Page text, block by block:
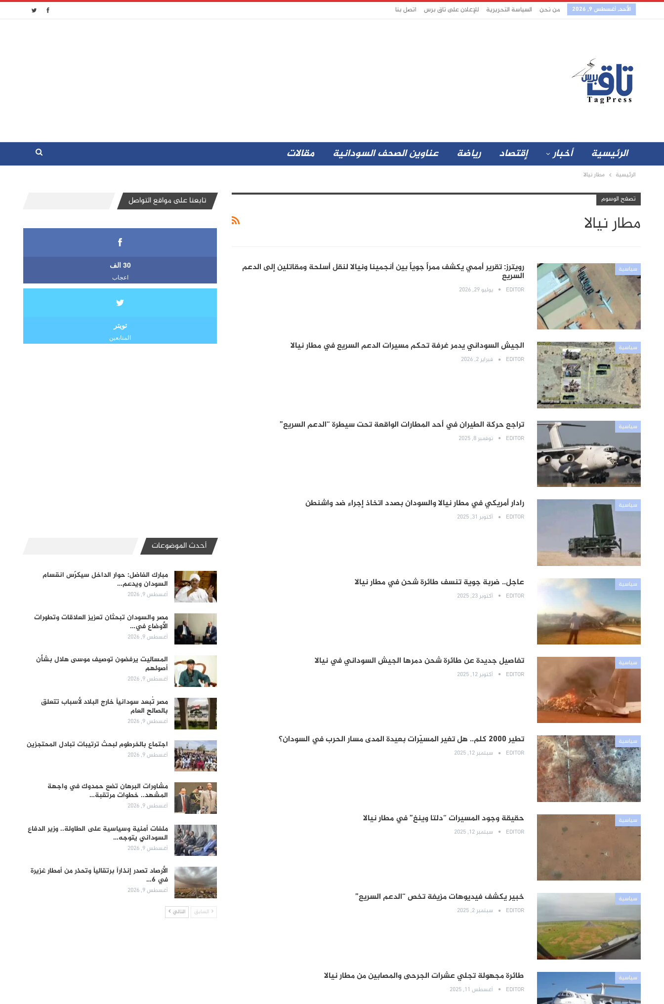
الأحد, أغسطس 9, 2026 من نحن السياسة التحريرية للإعلان على تاق برس اتصل بنا
الرئيسية أخبار إقتصاد رياضة عناوين الصحف السودانية مقالات
الرئيسية مطار نيالا
تصفح الوسوم
مطار نيالا
سياسية رويترز: تقرير أممي يكشف ممراً جوياً بين أنجمينا ونيالا لنقل أسلحة ومقاتلين إلى الدعم
السريع
EDITOR يوليو 29, 2026
سياسية الجيش السوداني يدمر غرفة تحكم مسيرات الدعم السريع في مطار نيالا
EDITOR فبراير 2, 2026
سياسية تراجع حركة الطيران في أحد المطارات الواقعة تحت سيطرة “الدعم السريع”
EDITOR نوفمبر 8, 2025
سياسية رادار أمريكي في مطار نيالا والسودان بصدد اتخاذ إجراء ضد واشنطن
EDITOR أكتوبر 31, 2025
سياسية عاجل.. ضربة جوية تنسف طائرة شحن في مطار نيالا
EDITOR أكتوبر 23, 2025
سياسية تفاصيل جديدة عن طائرة شحن دمرها الجيش السوداني في نيالا
EDITOR أكتوبر 12, 2025
سياسية تطير 2000 كلم.. هل تغير المسيّرات بعيدة المدى مسار الحرب في السودان؟
EDITOR سبتمبر 12, 2025
سياسية حقيقة وجود المسيرات “دلتا وينغ” في مطار نيالا
EDITOR سبتمبر 12, 2025
سياسية خبير يكشف فيديوهات مزيفة تخص “الدعم السريع”
EDITOR سبتمبر 2, 2025
سياسية طائرة مجهولة تجلي عشرات الجرحى والمصابين من مطار نيالا
EDITOR أغسطس 11, 2025
تابعنا على مواقع التواصل
30 الف
اعجاب
تويتر
المتابعين
أحدث الموضوعات
مبارك الفاضل: حوار الداخل سيكرّس انقسام
السودان ويدعم…
أغسطس 9, 2026
مصر والسودان تبحثان تعزيز العلاقات وتطورات
الأوضاع في…
أغسطس 9, 2026
المساليت يرفضون توصيف موسى هلال بشأن
أصولهم
أغسطس 9, 2026
مصر تُبعد سودانياً خارج البلاد لأسباب تتعلق
بالصالح العام
أغسطس 9, 2026
اجتماع بالخرطوم لبحث ترتيبات تبادل المحتجزين
أغسطس 9, 2026
مشاورات البرهان تضع حمدوك في واجهة
المشهد.. خطوات مرتقبة…
أغسطس 9, 2026
ملفات أمنية وسياسية على الطاولة.. وزير الدفاع
السوداني يتوجه…
أغسطس 9, 2026
الأرصاد تصدر إنذاراً برتقالياً وتحذر من أمطار غزيرة
في 6…
أغسطس 9, 2026
السابق التالي